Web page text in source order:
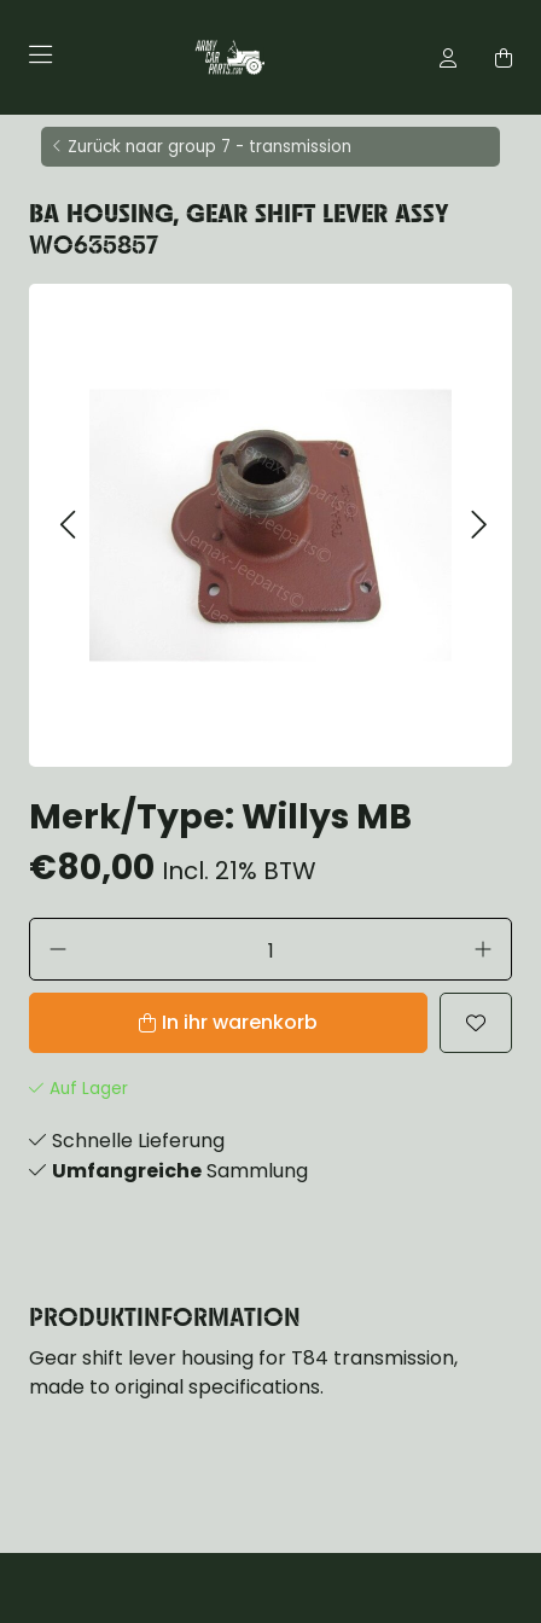
Zurück naar group 7 - transmission
BA HOUSING, GEAR SHIFT LEVER ASSY
WO635857
Merk/Type: Willys MB
€80,00 Incl. 21% BTW
In ihr warenkorb
Auf Lager
Schnelle Lieferung
UmfangreicheSammlung
PRODUKTINFORMATION
Gear shift lever housing for T84 transmission,
made to original specifications.